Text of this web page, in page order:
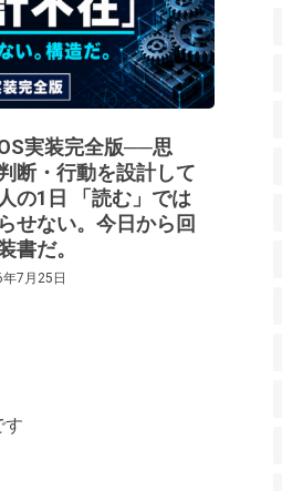
実装完全版──思
断・行動を設計して
の1日 「読む」では
せない。今日から回
書だ。
7月25日
す